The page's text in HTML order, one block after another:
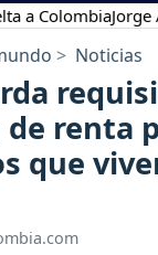
ColombiaJorge
Noticias
renta
que